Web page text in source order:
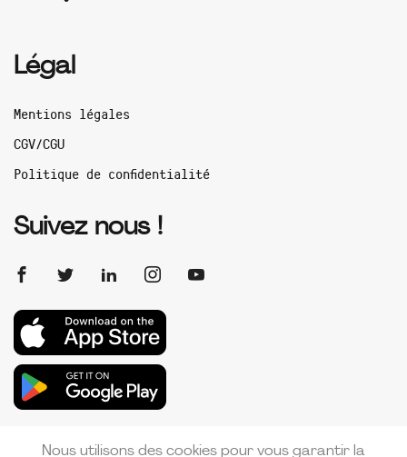
Légal
Mentions légales
CGV/CGU
Politique de confidentialité
Suivez nous !
Nous utilisons des cookies pour vous garantir la